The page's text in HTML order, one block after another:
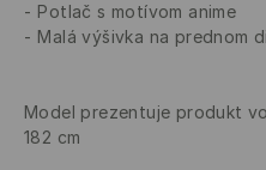
Potlač s motívom anime
Malá výšivka na prednom
Model prezentuje produkt
182 cm